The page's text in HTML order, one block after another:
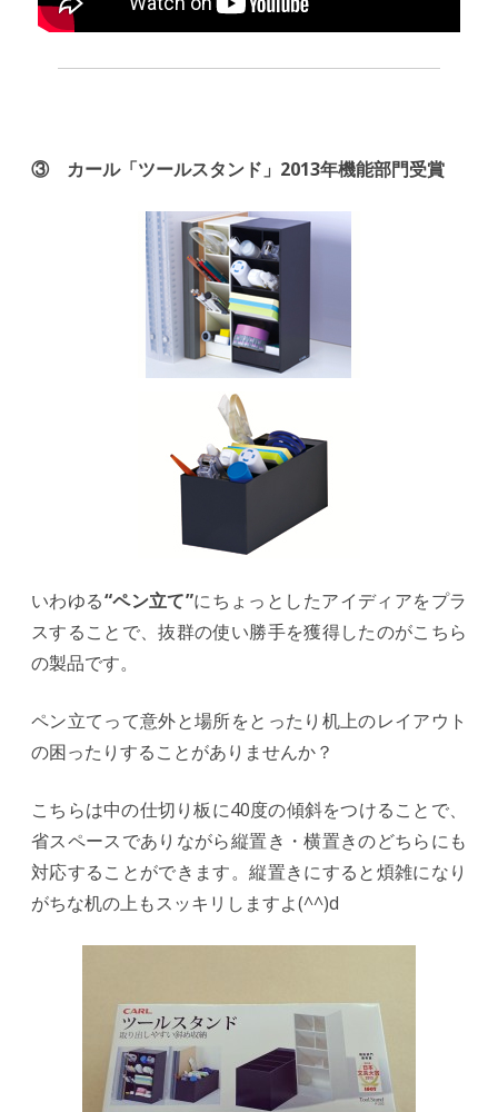
③ カール「ツールスタンド」2013年機能部門受賞
いわゆる“ペン立て”にちょっとしたアイディアをプラ
スすることで、抜群の使い勝手を獲得したのがこちら
の製品です。
ペン立てって意外と場所をとったり机上のレイアウト
の困ったりすることがありませんか？
こちらは中の仕切り板に40度の傾斜をつけることで、
省スペースでありながら縦置き・横置きのどちらにも
対応することができます。縦置きにすると煩雑になり
がちな机の上もスッキリしますよ(^^)d